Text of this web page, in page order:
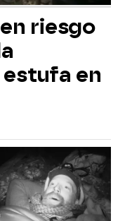
riesgo
en